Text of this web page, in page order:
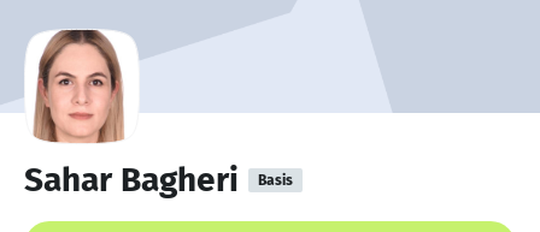
Sahar Bagheri Basis